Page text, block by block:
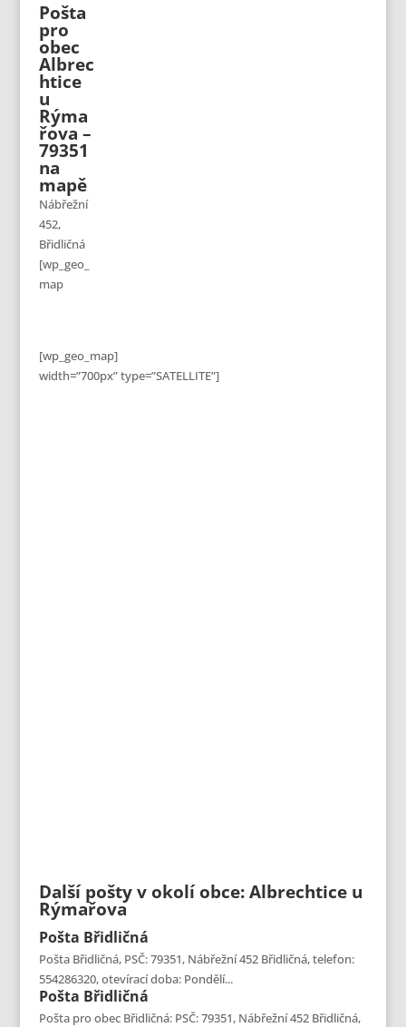
[wp_geo_map]
Pošta
pro
obec
Albrec
htice
u
Rýma
řova –
79351
na
mapě
Nábřežní
452,
Břidličná
[wp_geo_
map
width=”700px” type=”SATELLITE”]
Další pošty v okolí obce: Albrechtice u
Rýmařova
Pošta Břidličná
Pošta Břidličná, PSČ: 79351, Nábřežní 452 Břidličná, telefon:
554286320, otevírací doba: Pondělí...
Pošta Břidličná
Pošta pro obec Břidličná: PSČ: 79351, Nábřežní 452 Břidličná,